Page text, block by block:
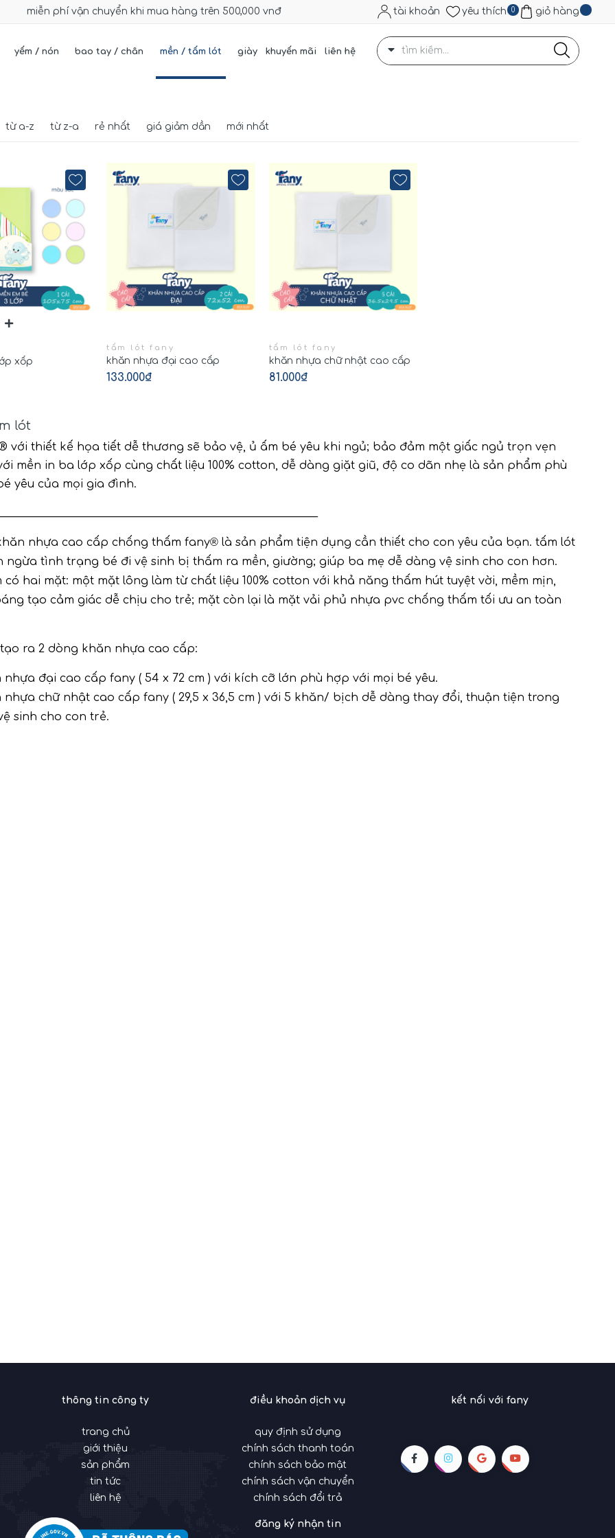
miễn phí vận chuyển khi mua hàng trên 500,000 vnđ tài khoản 0
yêu thích giỏ hàng
yếm / nón bao tay / chân mền / tấm lót giày khuyến mãi liên hệ
từ a-z từ z-a rẻ nhất giá giảm dần mới nhất
xốp
tấm lót fany
khăn nhựa đại cao cấp
133.000₫
tấm lót fany
khăn nhựa chữ nhật cao cấp
81.000₫
lót
với thiết kế họa tiết dễ thương sẽ bảo vệ, ủ ấm bé yêu khi ngủ; bảo đảm một giấc ngủ trọn vẹn
mền in ba lớp xốp cùng chất liệu 100% cotton, dễ dàng giặt giũ, độ co dãn nhẹ là sản phẩm phù
yêu của mọi gia đình.
nhựa cao cấp chống thấm fany® là sản phẩm tiện dụng cần thiết cho con yêu của bạn. tấm lót
ngừa tình trạng bé đi vệ sinh bị thấm ra mền, giường; giúp ba mẹ dễ dàng vệ sinh cho con hơn.
có hai mặt: một mặt lông làm từ chất liệu 100% cotton với khả năng thấm hút tuyệt vời, mềm mịn,
tạo cảm giác dễ chịu cho trẻ; mặt còn lại là mặt vải phủ nhựa pvc chống thấm tối ưu an toàn
ra 2 dòng khăn nhựa cao cấp:
nhựa đại cao cấp fany ( 54 x 72 cm ) với kích cỡ lớn phù hợp với mọi bé yêu.
nhựa chữ nhật cao cấp fany ( 29,5 x 36,5 cm ) với 5 khăn/ bịch dễ dàng thay đổi, thuận tiện trong
sinh cho con trẻ.
thông tin công ty
trang chủ
giới thiệu
sản phẩm
tin tức
liên hệ
điều khoản dịch vụ
quy định sử dụng
chính sách thanh toán
chính sách bảo mật
chính sách vận chuyển
chính sách đổi trả
đăng ký nhận tin
kết nối với fany